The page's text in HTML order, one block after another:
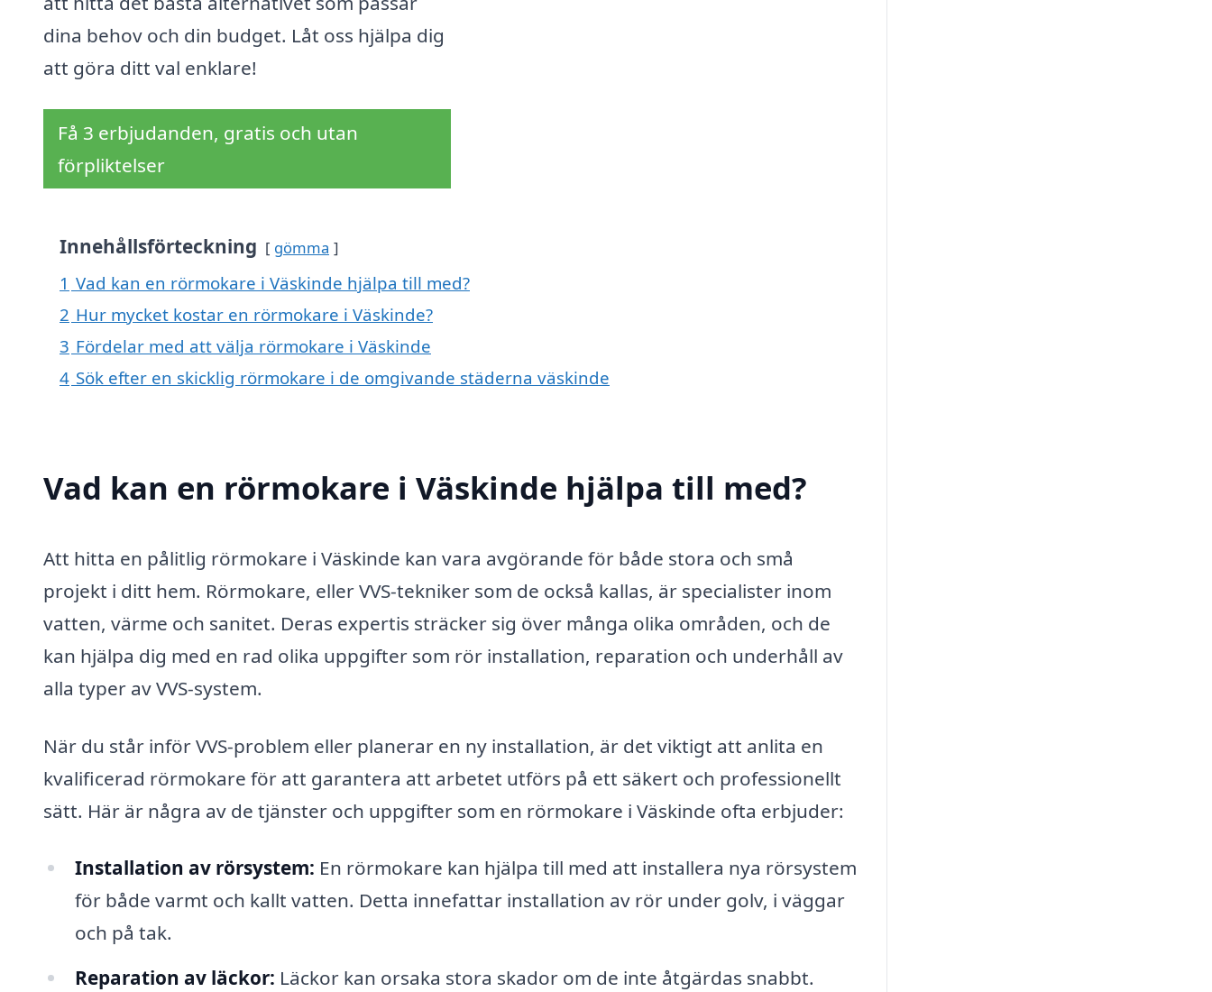
dina behov och din budget. Låt oss hjälpa dig
att göra ditt val enklare!
Få 3 erbjudanden, gratis och utan
förpliktelser
Innehållsförteckning gömma
1 Vad kan en rörmokare i Väskinde hjälpa till med?
2 Hur mycket kostar en rörmokare i Väskinde?
3 Fördelar med att välja rörmokare i Väskinde
4 Sök efter en skicklig rörmokare i de omgivande städerna väskinde
Vad kan en rörmokare i Väskinde hjälpa till med?
Att hitta en pålitlig rörmokare i Väskinde kan vara avgörande för både stora och små
projekt i ditt hem. Rörmokare, eller VVS-tekniker som de också kallas, är specialister inom
vatten, värme och sanitet. Deras expertis sträcker sig över många olika områden, och de
kan hjälpa dig med en rad olika uppgifter som rör installation, reparation och underhåll av
alla typer av VVS-system.
När du står inför VVS-problem eller planerar en ny installation, är det viktigt att anlita en
kvalificerad rörmokare för att garantera att arbetet utförs på ett säkert och professionellt
sätt. Här är några av de tjänster och uppgifter som en rörmokare i Väskinde ofta erbjuder:
Installation av rörsystem: En rörmokare kan hjälpa till med att installera nya rörsystem
för både varmt och kallt vatten. Detta innefattar installation av rör under golv, i väggar
och på tak.
Reparation av läckor: Läckor kan orsaka stora skador om de inte åtgärdas snabbt.